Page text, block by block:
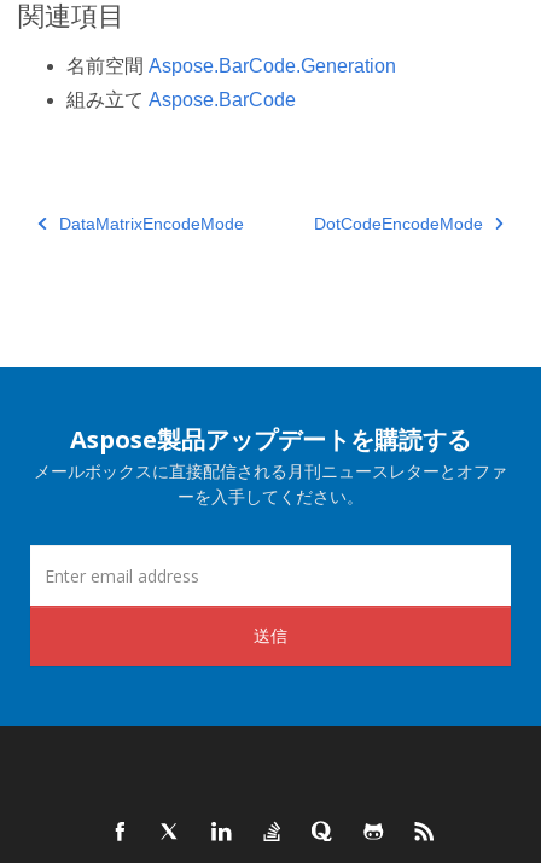
関連項目
名前空間 Aspose.BarCode.Generation
組み立て Aspose.BarCode
DataMatrixEncodeMode DotCodeEncodeMode
Aspose製品アップデートを購読する
メールボックスに直接配信される月刊ニュースレターとオファ
ーを入手してください。
送信